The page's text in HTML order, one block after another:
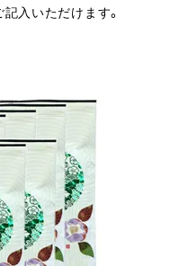
入いただけます。